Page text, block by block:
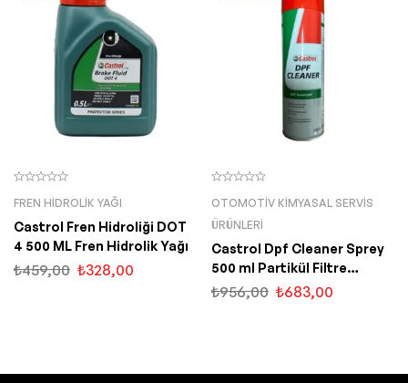
FREN HIDROLIK YAĞI
Castrol Fren Hidroliği DOT
4 500 ML Fren Hidrolik Yağı
₺459,00 ₺328,00
OTOMOTIV KIMYASAL SERVIS
ÜRÜNLERI
Castrol Dpf Cleaner Sprey
500 ml Partikül Filtre
Temizleyici
₺956,00 ₺683,00